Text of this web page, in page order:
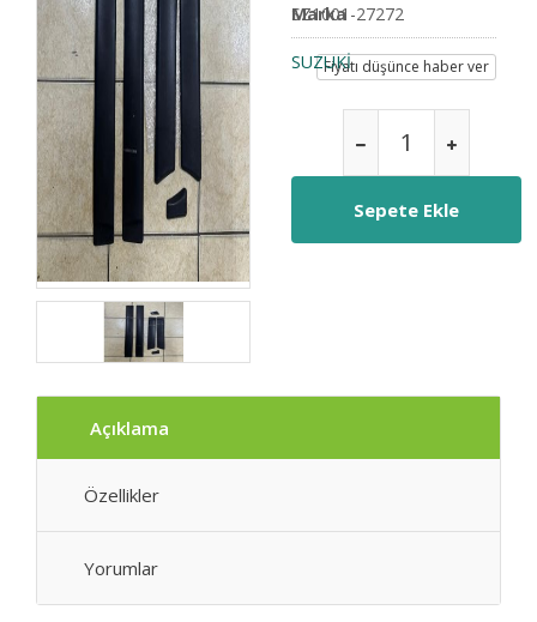
SZ1001-27272
Marka
SUZUKİFiyatı düşünce haber ver
Açıklama
Özellikler
Yorumlar